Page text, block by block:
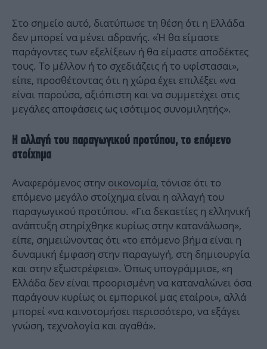
Στο σημείο αυτό, διατύπωσε τη θέση ότι η Ελλάδα
δεν μπορεί να μένει αδρανής. «Ή θα είμαστε
παράγοντες των εξελίξεων ή θα είμαστε αποδέκτες
τους. Το μέλλον ή το σχεδιάζεις ή το υφίστασαι»,
είπε, προσθέτοντας ότι η χώρα έχει επιλέξει «να
είναι παρούσα, αξιόπιστη και να συμμετέχει στις
μεγάλες αποφάσεις ως ισότιμος συνομιλητής».
Η αλλαγή του παραγωγικού προτύπου, το επόμενο
στοίχημα
Αναφερόμενος στην οικονομία, τόνισε ότι το
επόμενο μεγάλο στοίχημα είναι η αλλαγή του
παραγωγικού προτύπου. «Για δεκαετίες η ελληνική
ανάπτυξη στηρίχθηκε κυρίως στην κατανάλωση»,
είπε, σημειώνοντας ότι «το επόμενο βήμα είναι η
δυναμική έμφαση στην παραγωγή, στη δημιουργία
και στην εξωστρέφεια». Όπως υπογράμμισε, «η
Ελλάδα δεν είναι προορισμένη να καταναλώνει όσα
παράγουν κυρίως οι εμπορικοί μας εταίροι», αλλά
μπορεί «να καινοτομήσει περισσότερο, να εξάγει
γνώση, τεχνολογία και αγαθά».